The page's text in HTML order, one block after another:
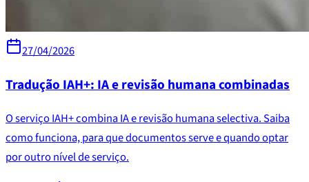
27/04/2026
Tradução IAH+: IA e revisão humana combinadas
O serviço IAH+ combina IA e revisão humana selectiva. Saiba
como funciona, para que documentos serve e quando optar
por outro nível de serviço.